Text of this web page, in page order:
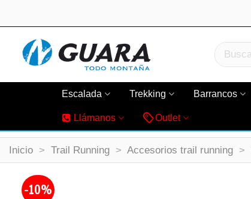
Escalada Trekking Barrancos
Llámanos Outlet
Inicio > Trail Running > Accesorios trail running >
-10%